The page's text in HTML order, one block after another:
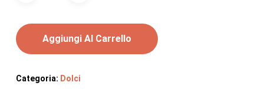
Aggiungi Al Carrello
Categoria: Dolci